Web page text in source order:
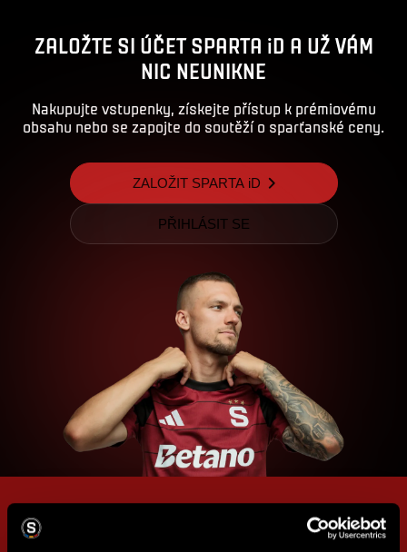
ZALOŽTE SI ÚČET SPARTA iD A UŽ VÁM
NIC NEUNIKNE
Nakupujte vstupenky, získejte přístup k prémiovému
obsahu nebo se zapojte do soutěží o sparťanské ceny.
ZALOŽIT SPARTA iD
PŘIHLÁSIT SE